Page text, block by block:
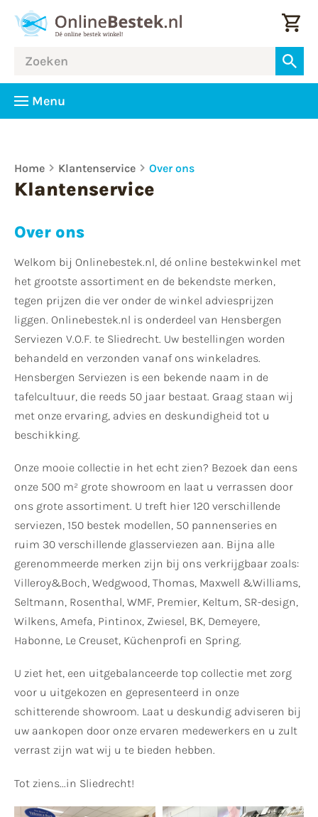
Menu
Home Klantenservice Over ons
Klantenservice
Over ons
Welkom bij Onlinebestek.nl, dé online bestekwinkel met
het grootste assortiment en de bekendste merken,
tegen prijzen die ver onder de winkel adviesprijzen
liggen. Onlinebestek.nl is onderdeel van Hensbergen
Serviezen V.O.F. te Sliedrecht. Uw bestellingen worden
behandeld en verzonden vanaf ons winkeladres.
Hensbergen Serviezen is een bekende naam in de
tafelcultuur, die reeds 50 jaar bestaat. Graag staan wij
met onze ervaring, advies en deskundigheid tot u
beschikking.
Onze mooie collectie in het echt zien? Bezoek dan eens
onze 500 m² grote showroom en laat u verrassen door
ons grote assortiment. U treft hier 120 verschillende
serviezen, 150 bestek modellen, 50 pannenseries en
ruim 30 verschillende glasserviezen aan. Bijna alle
gerenommeerde merken zijn bij ons verkrijgbaar zoals:
Villeroy&Boch, Wedgwood, Thomas, Maxwell &Williams,
Seltmann, Rosenthal, WMF, Premier, Keltum, SR-design,
Wilkens, Amefa, Pintinox, Zwiesel, BK, Demeyere,
Habonne, Le Creuset, Küchenprofi en Spring.
U ziet het, een uitgebalanceerde top collectie met zorg
voor u uitgekozen en gepresenteerd in onze
schitterende showroom. Laat u deskundig adviseren bij
uw aankopen door onze ervaren medewerkers en u zult
verrast zijn wat wij u te bieden hebben.
Tot ziens...in Sliedrecht!